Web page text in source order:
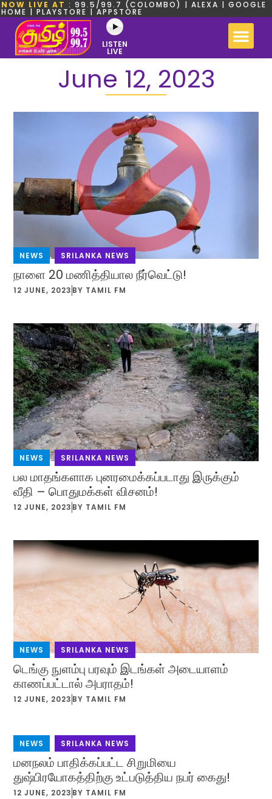
NOW LIVE AT : 99.5/99.7 (COLOMBO) | ALEXA | GOOGLE
HOME | PLAYSTORE | APPSTORE
LISTEN
LIVE
June 12, 2023
NEWS , SRILANKA NEWS
நாளை 20 மணித்தியால நீர்வெட்டு!
12 JUNE, 2023 BY TAMIL FM
NEWS , SRILANKA NEWS
பல மாதங்களாக புனரமைக்கப்படாது இருக்கும்
வீதி – பொதுமக்கள் விசனம்!
12 JUNE, 2023 BY TAMIL FM
NEWS , SRILANKA NEWS
டெங்கு நுளம்பு பரவும் இடங்கள் அடையாளம்
காணப்பட்டால் அபராதம்!
12 JUNE, 2023 BY TAMIL FM
NEWS SRILANKA NEWS
மனநலம் பாதிக்கப்பட்ட சிறுமியை
துஷ்பிரயோகத்திற்கு உட்படுத்திய நபர் கைது!
12 JUNE, 2023 BY TAMIL FM